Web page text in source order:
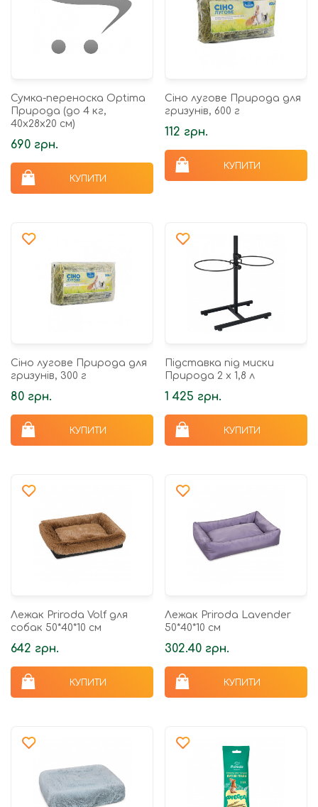
Сумка-переноска Optima
Природа (до 4 кг,
40х28х20 см)
690 грн.
КУПИТИ
Сіно лугове Природа для
гризунів, 600 г
112 грн.
КУПИТИ
Сіно лугове Природа для
гризунів, 300 г
80 грн.
КУПИТИ
Підставка під миски
Природа 2 x 1,8 л
1 425 грн.
КУПИТИ
Лежак Priroda Volf для
собак 50*40*10 см
642 грн.
КУПИТИ
Лежак Priroda Lavender
50*40*10 см
302.40 грн.
КУПИТИ